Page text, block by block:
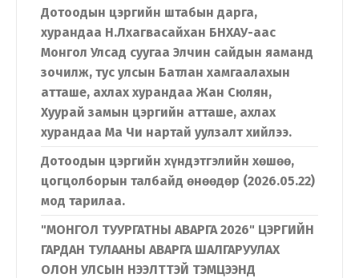
Дотоодын цэргийн штабын дарга,
хурандаа Н.Лхагвасайхан БНХАУ-аас
Монгол Улсад суугаа Элчин сайдын яаманд
зочилж, тус улсын Батлан хамгаалахын
атташе, ахлах хурандаа Жан Сюлян,
Хуурай замын цэргийн атташе, ахлах
хурандаа Ма Чи нартай уулзалт хийлээ.
Дотоодын цэргийн хүндэтгэлийн хөшөө,
цогцолборын талбайд өнөөдөр (2026.05.22)
мод тарилаа.
"МОНГОЛ ТУУРГАТНЫ АВАРГА 2026" ЦЭРГИЙН
ГАРДАН ТУЛААНЫ АВАРГА ШАЛГАРУУЛАХ
ОЛОН УЛСЫН НЭЭЛТТЭЙ ТЭМЦЭЭНД